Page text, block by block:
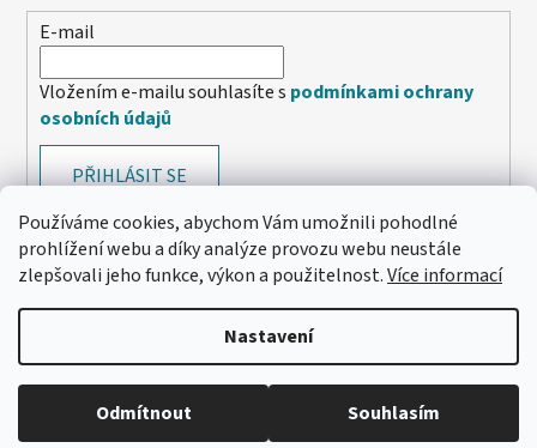
Používáme cookies, abychom Vám umožnili pohodlné
prohlížení webu a díky analýze provozu webu neustále
zlepšovali jeho funkce, výkon a použitelnost.Více informací
Nastavení
Odmítnout Souhlasím
🔴 Parfémy a vůně -20 %
E-mail
Vložením e-mailu souhlasíte s podmínkami ochrany
osobních údajů
PŘIHLÁSIT SE
Vytvořil Shoptet